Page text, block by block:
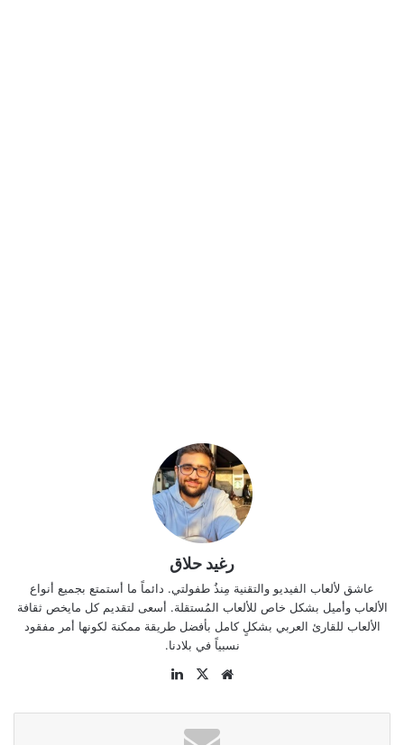
رغيد حلاق
عاشق لألعاب الفيديو والتقنية مِنذُ طفولتي. دائماً ما أستمتع بجميع أنواع
الألعاب وأميل بشكل خاص للألعاب المُستقلة. أسعى لتقديم كل مايخص ثقافة
الألعاب للقارئ العربي بشكلٍ كامل بأفضل طريقة ممكنة لكونها أمر مفقود
نسبياً في بلادنا.
موقع
‫X